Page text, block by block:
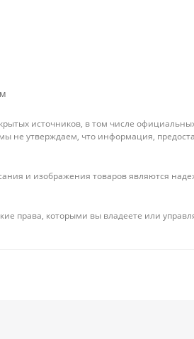
источников, в том числе
не утверждаем, что информация,
и изображения товаров являются
права, которыми вы владеете или